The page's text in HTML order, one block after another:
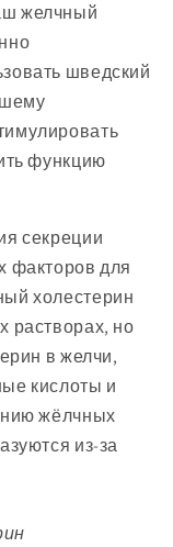
желчный
шведский
функцию
секреции
факторов для
холестерин
растворах, но
в желчи,
кислоты и
жёлчных
из-за